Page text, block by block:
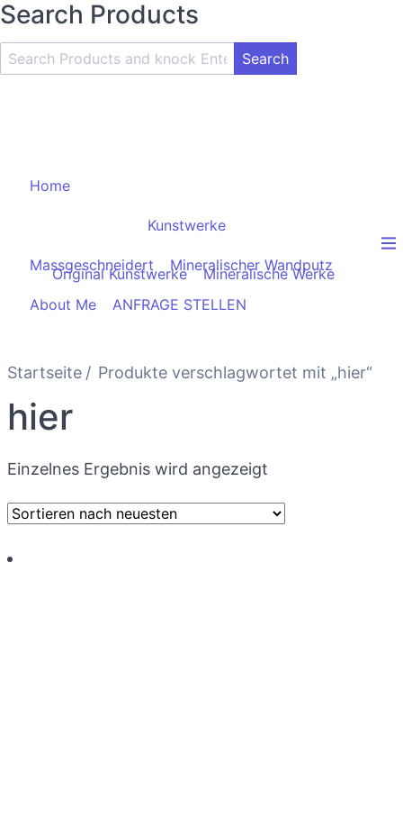
Search Products
Search
Product
Home
Kunstwerke
Original Kunstwerke Mineralische Werke
Massgeschneidert Mineralischer Wandputz
About Me ANFRAGE STELLEN
Startseite Produkte verschlagwortet mit „hier“
hier
Einzelnes Ergebnis wird angezeigt